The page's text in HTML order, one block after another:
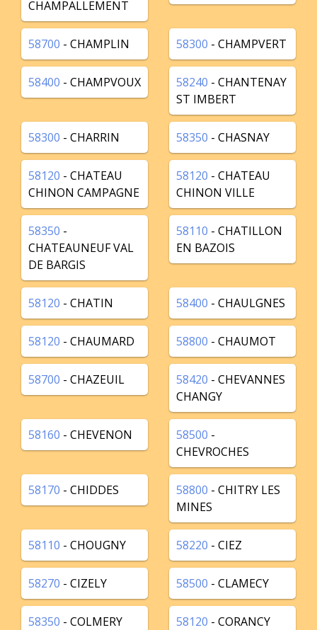
CHAMPALLEMENT
58700 - CHAMPLIN 58300 - CHAMPVERT
58400 - CHAMPVOUX 58240 - CHANTENAY
ST IMBERT
58300 - CHARRIN 58350 - CHASNAY
58120 - CHATEAU
CHINON CAMPAGNE
58120 - CHATEAU
CHINON VILLE
58350 -
CHATEAUNEUF VAL
DE BARGIS
58110 - CHATILLON
EN BAZOIS
58120 - CHATIN 58400 - CHAULGNES
58120 - CHAUMARD 58800 - CHAUMOT
58700 - CHAZEUIL 58420 - CHEVANNES
CHANGY
58160 - CHEVENON 58500 -
CHEVROCHES
58170 - CHIDDES 58800 - CHITRY LES
MINES
58110 - CHOUGNY 58220 - CIEZ
58270 - CIZELY 58500 - CLAMECY
58350 - COLMERY 58120 - CORANCY